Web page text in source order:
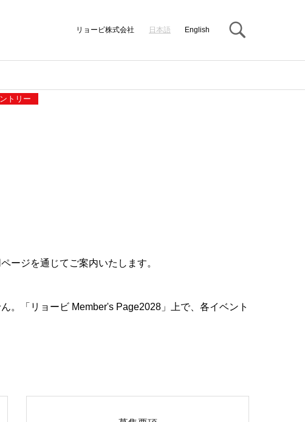
リョービ株式会社 日本語 English
トリー
ージを通じてご案内いたします。
。「リョービ Member's Page2028」上で、各イベント